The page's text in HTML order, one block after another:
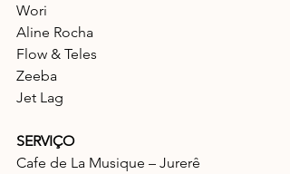
Wori
Aline Rocha
Flow & Teles
Zeeba
Jet Lag
SERVIÇO
Cafe de La Musique – Jurerê